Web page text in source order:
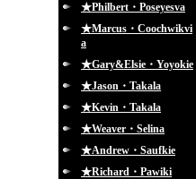
★Philbert・Poseyesva
★Marcus・Coochwikvi
a
★Gary&Elsie・Yoyokie
★Jason・Takala
★Kevin・Takala
★Weaver・Selina
★Andrew・Saufkie
★Richard・Pawiki